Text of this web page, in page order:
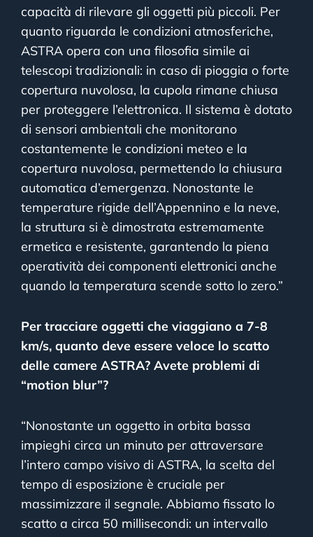
capacità di rilevare gli oggetti più piccoli. Per
quanto riguarda le condizioni atmosferiche,
ASTRA opera con una filosofia simile ai
telescopi tradizionali: in caso di pioggia o forte
copertura nuvolosa, la cupola rimane chiusa
per proteggere l’elettronica. Il sistema è dotato
di sensori ambientali che monitorano
costantemente le condizioni meteo e la
copertura nuvolosa, permettendo la chiusura
automatica d’emergenza. Nonostante le
temperature rigide dell’Appennino e la neve,
la struttura si è dimostrata estremamente
ermetica e resistente, garantendo la piena
operatività dei componenti elettronici anche
quando la temperatura scende sotto lo zero.”
Per tracciare oggetti che viaggiano a 7-8
km/s, quanto deve essere veloce lo scatto
delle camere ASTRA? Avete problemi di
“motion blur”?
“Nonostante un oggetto in orbita bassa
impieghi circa un minuto per attraversare
l’intero campo visivo di ASTRA, la scelta del
tempo di esposizione è cruciale per
massimizzare il segnale. Abbiamo fissato lo
scatto a circa 50 millisecondi: un intervallo